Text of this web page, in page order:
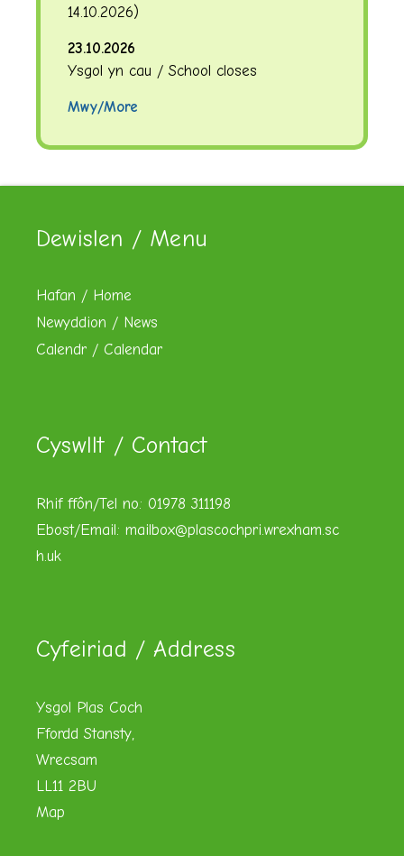
14.10.2026)
23.10.2026
Ysgol yn cau / School closes
Mwy/More
Dewislen / Menu
Hafan / Home
Newyddion / News
Calendr / Calendar
Cyswllt / Contact
Rhif ffôn/Tel no: 01978 311198
Ebost/Email: mailbox@plascochpri.wrexham.sc
h.uk
Cyfeiriad / Address
Ysgol Plas Coch
Ffordd Stansty,
Wrecsam
LL11 2BU
Map